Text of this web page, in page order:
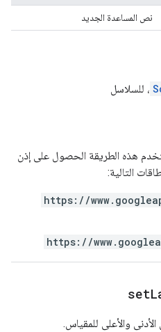
نص المساعدة الجديد
، للسلاسل
هذه الطريقة الحصول على إذن
التالية:
https://
https://
والأعلى للمقياس.